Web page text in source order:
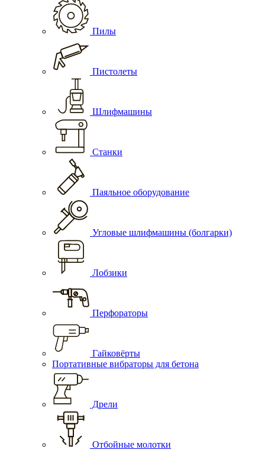
Пилы
Пистолеты
Шлифмашины
Станки
Паяльное оборудование
Угловые шлифмашины (болгарки)
Лобзики
Перфораторы
Гайковёрты
Портативные вибраторы для бетона
Дрели
Отбойные молотки